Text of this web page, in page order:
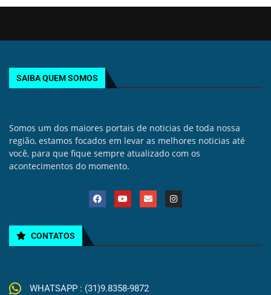
SAIBA QUEM SOMOS
Somos um dos maiores portais de noticias de toda nossa
região, estamos focados em levar as melhores noticias até
você, para que fique sempre atualizado com os
acontecimentos do momento.
CONTATOS
WHATSAPP : (31)9.8358-9872